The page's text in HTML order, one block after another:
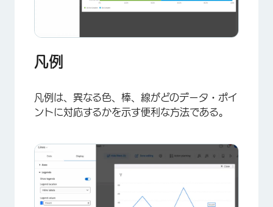
凡例
凡例は、異なる色、棒、線がどのデータ・ポイ
ントに対応するかを示す便利な方法である。